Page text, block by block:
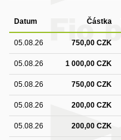
Datum Částka
05.08.26 750,00 CZK
05.08.26 1 000,00 CZK
05.08.26 750,00 CZK
05.08.26 200,00 CZK
05.08.26 200,00 CZK